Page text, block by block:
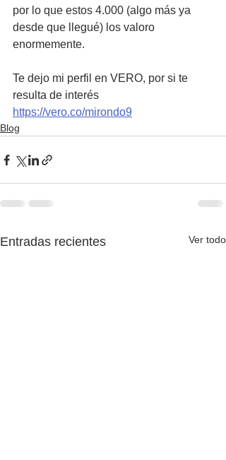
por lo que estos 4.000 (algo más ya
desde que llegué) los valoro
enormemente.
Te dejo mi perfil en VERO, por si te
resulta de interés
https://vero.co/mirondo9
Blog
Entradas recientes Ver todo